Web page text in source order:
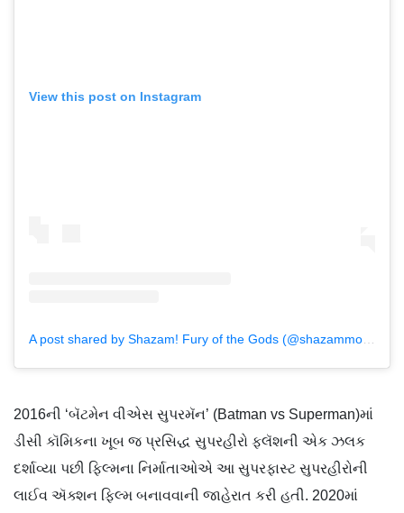
View this post on Instagram
2016ની ‘બૅટમેન વીએસ સુપરમૅન’ (Batman vs Superman)માં
ડીસી કૉમિકના ખૂબ જ પ્રસિદ્ધ સુપરહીરો ફ્લૅશની એક ઝલક
દર્શાવ્યા પછી ફિલ્મના નિર્માતાઓએ આ સુપરફાસ્ટ સુપરહીરોની
લાઈવ ઍક્શન ફિલ્મ બનાવવાની જાહેરાત કરી હતી. 2020માં